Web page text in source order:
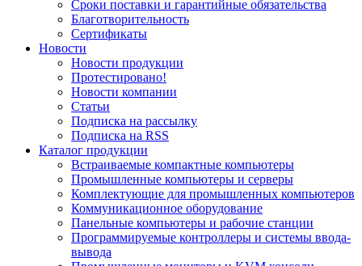
Сроки поставки и гарантийные обязательства
Благотворительность
Сертификаты
Новости
Новости продукции
Протестировано!
Новости компании
Статьи
Подписка на рассылку
Подписка на RSS
Каталог продукции
Встраиваемые компактные компьютеры
Промышленные компьютеры и серверы
Комплектующие для промышленных компьютеров
Коммуникационное оборудование
Панельные компьютеры и рабочие станции
Программируемые контроллеры и системы ввода-
вывода